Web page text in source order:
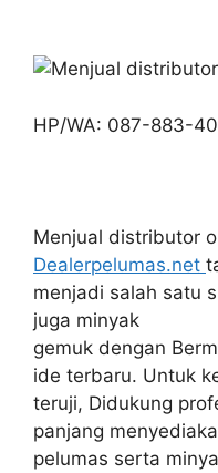
HP/WA: 087-883-
Menjual distributor
Dealerpelumas.net
menjadi salah satu
juga minyak
gemuk dengan
ide terbaru. Untuk
teruji, Didukung
panjang
pelumas serta